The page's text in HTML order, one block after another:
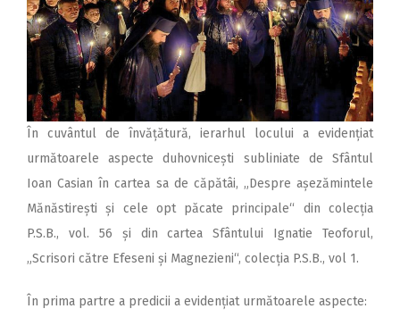
În cuvântul de învățătură, ierarhul locului a evidențiat
următoarele aspecte duhovnicești subliniate de Sfântul
Ioan Casian în cartea sa de căpătâi, „Despre așezămintele
Mănăstirești și cele opt păcate principale“ din colecția
P.S.B., vol. 56 și din cartea Sfântului Ignatie Teoforul,
„Scrisori către Efeseni și Magnezieni“, colecția P.S.B., vol 1.
În prima partre a predicii a evidențiat următoarele aspecte: